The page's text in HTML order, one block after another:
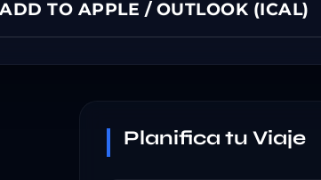
ADD TO APPLE / OUTLOOK (ICAL)
Planifica tu Viaje